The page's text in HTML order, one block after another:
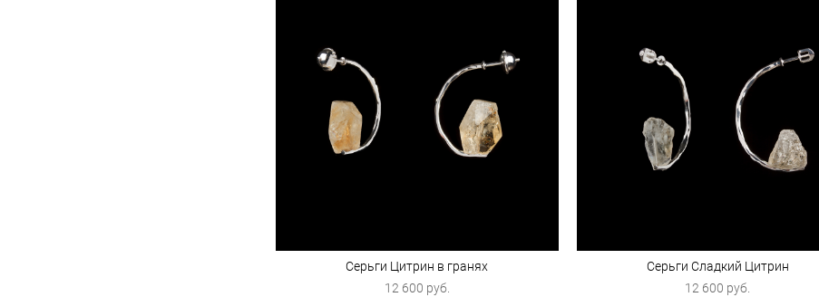
Серьги Цитрин в гранях
12 600 pуб.
Серьги Сладкий Цитрин
12 600 pуб.